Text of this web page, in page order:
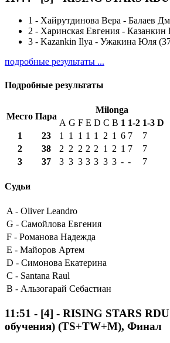
1 - Хайрутдинова Вера - Балаев
2 - Харинская Евгения - Казанкин
3 - Kazankin Ilya - Ужакина Юля
подробные результаты ...
Подробные результаты
Место Пара
Milonga
A G F E D C B 1 1-2 1-3 D
1
23 1 1 1 1 1 2 1 6 7
7
2
38 2 2 2 2 2 1 2 1 7
7
3
37 3 3 3 3 3 3 3 - - 7
Судьи
A - Oliver Leandro
G - Самойлова Евгения
F - Романова Надежда
E - Майоров Артем
D - Симонова Екатерина
C - Santana Raul
B - Альзогарай Себастиан
11:51 - [4] - RISING STARS
обучения) (TS+TW+M), Финал